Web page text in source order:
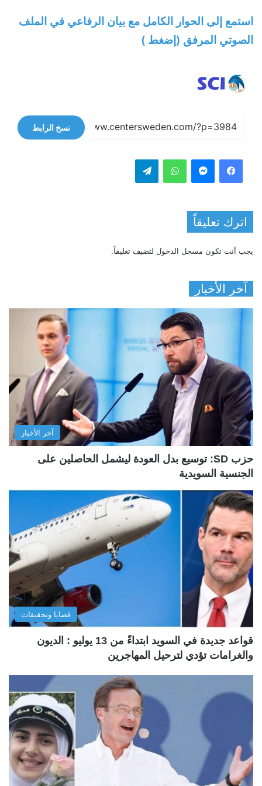
استمع إلى الحوار الكامل مع بيان الرفاعي في الملف
الصوتي المرفق (إضغط )
نسخ الرابط
فيسبوك واتساب
اترك تعليقاً
يجب أنت تكون مسجل الدخول لتضيف تعليقاً.
آخر الأخبار
آخر الأخبار
حزب SD: توسيع بدل العودة ليشمل الحاصلين على
الجنسية السويدية
قضايا وتحقيقات
قواعد جديدة في السويد ابتداءً من 13 يوليو : الديون
والغرامات تؤدي لترحيل المهاجرين